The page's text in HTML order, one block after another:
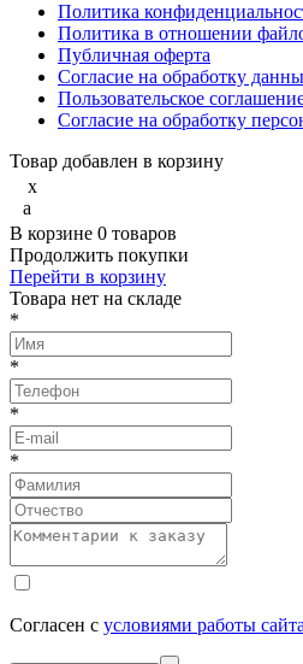
Политика
Политика в отношении
Публичная оферта
Согласие на обработку
Пользовательское
Согласие на обработку
Товар добавлен в корзину
x
a
В корзине 0 товаров
Продолжить покупки
Перейти в корзину
Товарa нет на складе
*
*
*
*
Согласен с условиями работы сайта